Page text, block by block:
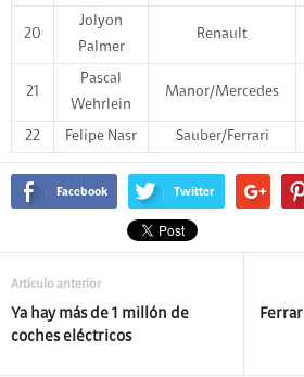
20
Jolyon
Palmer
Renault
21
Pascal
Wehrlein
Manor/Mercedes
22 Felipe Nasr Sauber/Ferrari
Facebook Twitter
Artículo anterior
Ya hay más de 1 millón de
coches eléctricos